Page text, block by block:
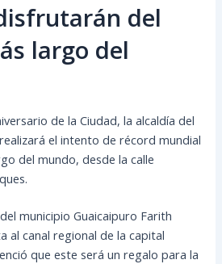
del
largo del
de la Ciudad, la alcaldía del
el intento de récord mundial
del mundo, desde la calle
municipio Guaicaipuro Farith
al canal regional de la capital
que este será un regalo para la